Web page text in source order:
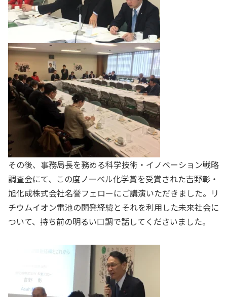
その後、事務局長を務める科学技術・イノベーション戦略
調査会にて、この度ノーベル化学賞を受賞された吉野彰・
旭化成株式会社名誉フェローにご講演いただきました。リ
チウムイオン電池の開発経緯とそれを利用した未来社会に
ついて、持ち前の明るい口調で話してくださいました。